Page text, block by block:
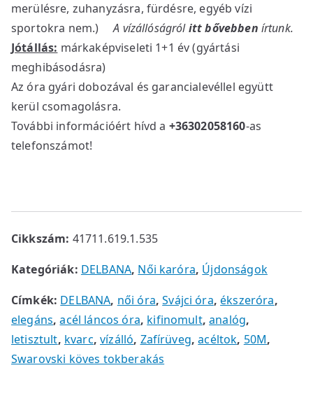
merülésre, zuhanyzásra, fürdésre, egyéb vízi
sportokra nem.)A vízállóságrólitt bővebben írtunk.
Jótállás: márkaképviseleti 1+1 év (gyártási
meghibásodásra)
Az óra gyári dobozával és garancialevéllel együtt
kerül csomagolásra.
További információért hívd a +36302058160-as
telefonszámot!
Cikkszám: 41711.619.1.535
Kategóriák: DELBANA, Női karóra, Újdonságok
Címkék: DELBANA, női óra,Svájci óra,ékszeróra,
elegáns,acél láncos óra, kifinomult,analóg,
letisztult, kvarc,vízálló, Zafírüveg,acéltok, 50M,
Swarovski köves tokberakás